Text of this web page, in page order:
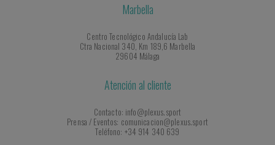
Marbella
Centro Tecnológico Andalucía Lab
Ctra Nacional 340, Km 189,6 Marbella
29604 Málaga
Atención al cliente
Contacto: info@plexus.sport
Prensa / Eventos: comunicacion@plexus.sport
Teléfono: +34 914 340 639